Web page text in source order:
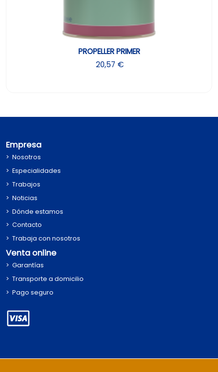
PROPELLER PRIMER
20,57 €
Empresa
Nosotros
Especialidades
Trabajos
Noticias
Dónde estamos
Contacto
Trabaja con nosotros
Venta online
Garantías
Transporte a domicilio
Pago seguro